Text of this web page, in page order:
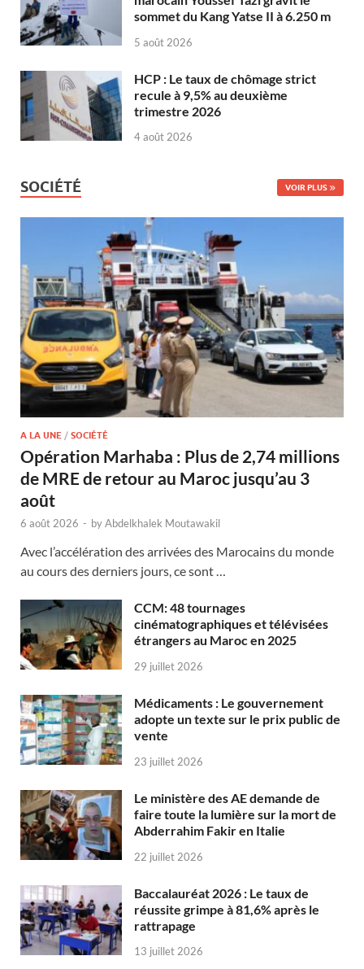
sommet du Kang Yatse II à 6.250 m
5 août 2026
HCP : Le taux de chômage strict
recule à 9,5% au deuxième
trimestre 2026
4 août 2026
SOCIÉTÉ VOIR PLUS
A LA UNE / SOCIÉTÉ
Opération Marhaba : Plus de 2,74 millions
de MRE de retour au Maroc jusqu’au 3
août
6 août 2026 - byAbdelkhalek Moutawakil
Avec l’accélération des arrivées des Marocains du monde
au cours des derniers jours, ce sont …
CCM: 48 tournages
cinématographiques et télévisées
étrangers au Maroc en 2025
29 juillet 2026
Médicaments : Le gouvernement
adopte un texte sur le prix public de
vente
23 juillet 2026
Le ministère des AE demande de
faire toute la lumière sur la mort de
Abderrahim Fakir en Italie
22 juillet 2026
Baccalauréat 2026 : Le taux de
réussite grimpe à 81,6% après le
rattrapage
13 juillet 2026